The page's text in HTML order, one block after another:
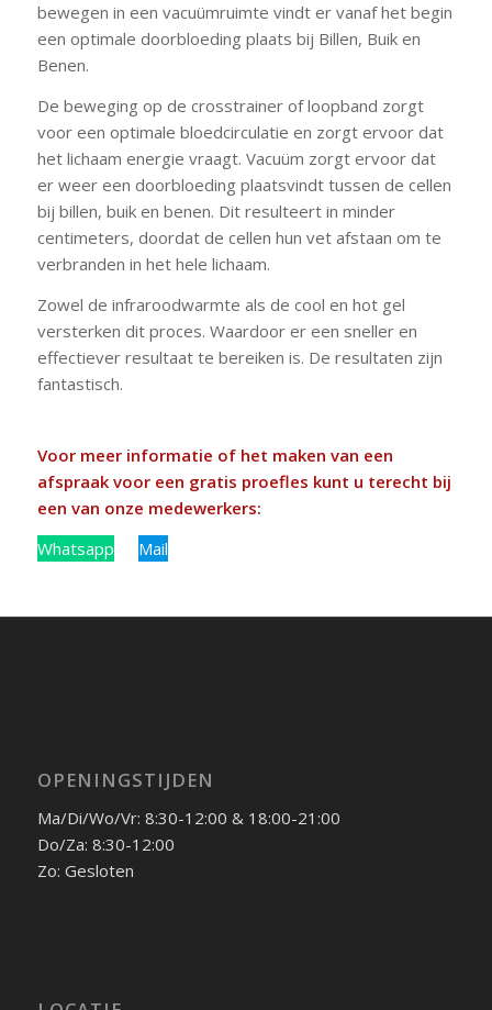
bewegen in een vacuümruimte vindt er vanaf het begin
een optimale doorbloeding plaats bij Billen, Buik en
Benen.
De beweging op de crosstrainer of loopband zorgt
voor een optimale bloedcirculatie en zorgt ervoor dat
het lichaam energie vraagt. Vacuüm zorgt ervoor dat
er weer een doorbloeding plaatsvindt tussen de cellen
bij billen, buik en benen. Dit resulteert in minder
centimeters, doordat de cellen hun vet afstaan om te
verbranden in het hele lichaam.
Zowel de infraroodwarmte als de cool en hot gel
versterken dit proces. Waardoor er een sneller en
effectiever resultaat te bereiken is. De resultaten zijn
fantastisch.
Voor meer informatie of het maken van een
afspraak voor een gratis proefles kunt u terecht bij
een van onze medewerkers:
Whatsapp
Mail
OPENINGSTIJDEN
Ma/Di/Wo/Vr: 8:30-12:00 & 18:00-21:00
Do/Za: 8:30-12:00
Zo: Gesloten